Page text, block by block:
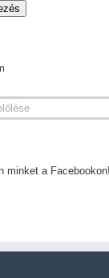
minket a Facebookon!